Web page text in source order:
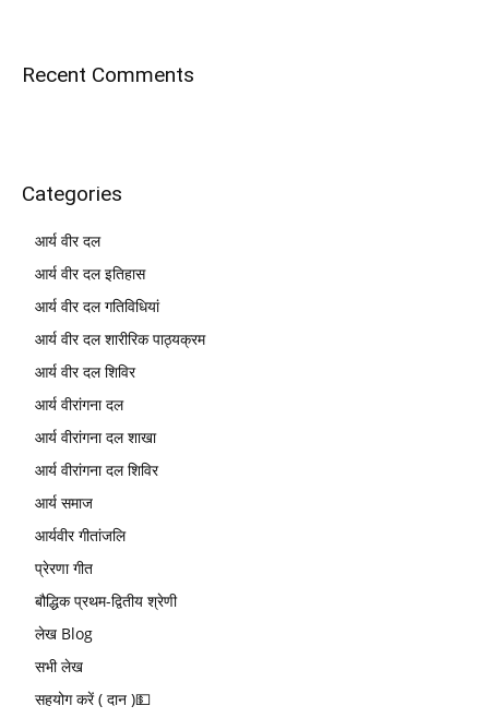
Recent Comments
Categories
आर्य वीर दल
आर्य वीर दल इतिहास
आर्य वीर दल गतिविधियां
आर्य वीर दल शारीरिक पाठ्यक्रम
आर्य वीर दल शिविर
आर्य वीरांगना दल
आर्य वीरांगना दल शाखा
आर्य वीरांगना दल शिविर
आर्य समाज
आर्यवीर गीतांजलि
प्रेरणा गीत
बौद्धिक प्रथम-द्वितीय श्रेणी
लेख Blog
सभी लेख
सहयोग करें ( दान )💵